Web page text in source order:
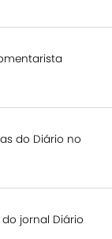
do Diário no
jornal Diário